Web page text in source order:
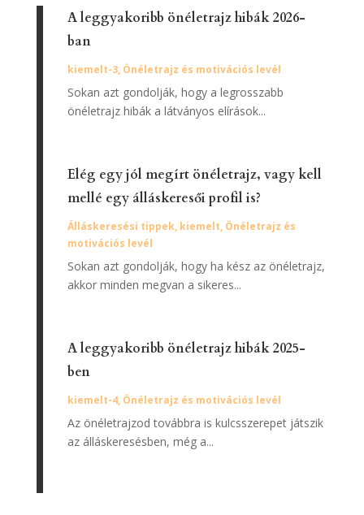
A leggyakoribb önéletrajz hibák 2026-
ban
kiemelt-3, Önéletrajz és motivációs levél
Sokan azt gondolják, hogy a legrosszabb
önéletrajz hibák a látványos elírások...
Elég egy jól megírt önéletrajz, vagy kell
mellé egy álláskeresői profil is?
Álláskeresési tippek, kiemelt, Önéletrajz és
motivációs levél
Sokan azt gondolják, hogy ha kész az önéletrajz,
akkor minden megvan a sikeres...
A leggyakoribb önéletrajz hibák 2025-
ben
kiemelt-4, Önéletrajz és motivációs levél
Az önéletrajzod továbbra is kulcsszerepet játszik
az álláskeresésben, még a...